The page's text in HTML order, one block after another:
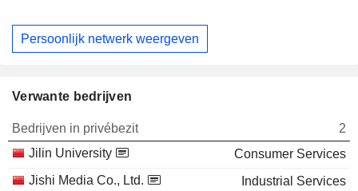
Persoonlijk netwerk weergeven
Verwante bedrijven
Bedrijven in privébezit
2
Jilin University
Consumer Services
Jishi Media Co., Ltd.
Industrial Services